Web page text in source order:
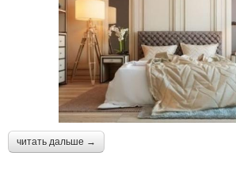
читать дальше →